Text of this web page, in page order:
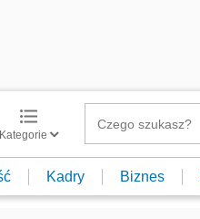
Kategorie
Kadry Biznes